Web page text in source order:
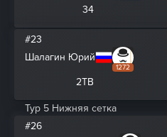
34
#23
Шалагин Юрий
1272
2ТВ
Тур 5 Нижняя сетка
#26